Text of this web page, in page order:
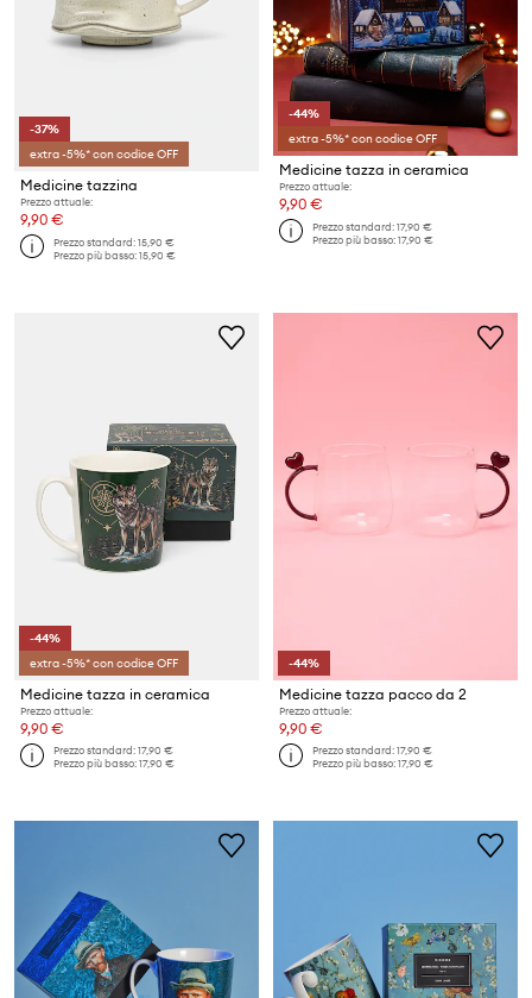
-37%
extra -5%* con codice OFF
Medicine tazzina
Prezzo attuale:
9,90 €
Prezzo standard:15,90 €
Prezzo più basso:15,90 €
-44%
extra -5%* con codice OFF
Medicine tazza in ceramica
Prezzo attuale:
9,90 €
Prezzo standard:17,90 €
Prezzo più basso:17,90 €
-44%
extra -5%* con codice OFF
Medicine tazza in ceramica
Prezzo attuale:
9,90 €
Prezzo standard:17,90 €
Prezzo più basso:17,90 €
-44%
Medicine tazza pacco da 2
Prezzo attuale:
9,90 €
Prezzo standard:17,90 €
Prezzo più basso:17,90 €